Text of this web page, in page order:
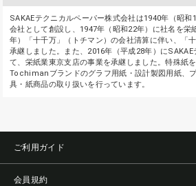
SAKAEテクニカルペーパー株式会社は1940年（昭
会社として創設し、1947年（昭和22年）に社名を栄
年）「十千万」（トチマン）の会社清算に伴い、「
承継しました。また、2016年（平成28年）に
て、栄紙業東京支店の事業を承継しました。特殊紙
Tochimanブランドのグラフ用紙・設計製図用紙、
具・紙商品の取り扱いを行っています。
ご利用ガイド
会員規約